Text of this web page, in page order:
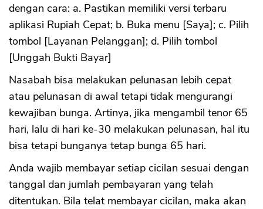
dengan cara: a. Pastikan memiliki versi terbaru
aplikasi Rupiah Cepat; b. Buka menu [Saya]; c. Pilih
tombol [Layanan Pelanggan]; d. Pilih tombol
[Unggah Bukti Bayar]
Nasabah bisa melakukan pelunasan lebih cepat
atau pelunasan di awal tetapi tidak mengurangi
kewajiban bunga. Artinya, jika mengambil tenor 65
hari, lalu di hari ke-30 melakukan pelunasan, hal itu
bisa tetapi bunganya tetap bunga 65 hari.
Anda wajib membayar setiap cicilan sesuai dengan
tanggal dan jumlah pembayaran yang telah
ditentukan. Bila telat membayar cicilan, maka akan